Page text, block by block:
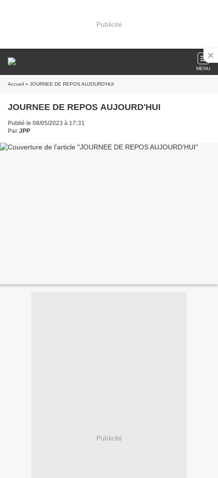
Publicité
MENU
Accueil » JOURNEE DE REPOS AUJOURD'HUI
JOURNEE DE REPOS AUJOURD'HUI
Publié le 08/05/2023 à 17:31
Par JPP
Publicité